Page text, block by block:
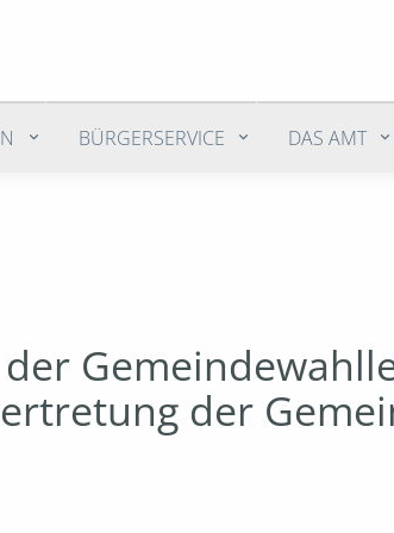
BÜRGERSERVICE DAS AMT
der